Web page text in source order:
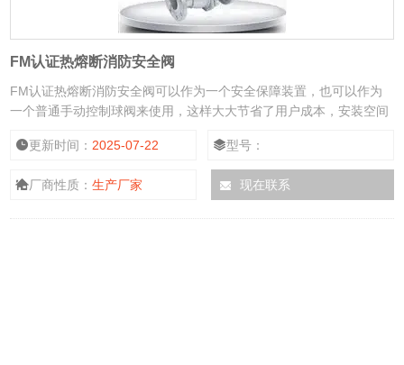
FM认证热熔断消防安全阀
FM认证热熔断消防安全阀可以作为一个安全保障装置，也可以作为
一个普通手动控制球阀来使用，这样大大节省了用户成本，安装空间
更新时间： 2025-07-22 型号：
厂商性质：生产厂家 现在联系